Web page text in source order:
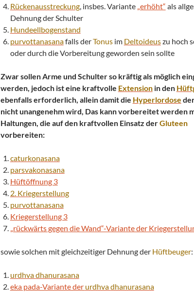
Rückenausstreckung, insbes. Variante „erhöht“ als
Dehnung der Schulter
Hundeellbogenstand
purvottanasanafalls derTonusim Deltoideuszu hoch
oder durch die Vorbereitung geworden sein sollte
Zwar sollen Arme und Schulter so kräftig als möglich
werden, jedoch ist eine kraftvolle Extensionin den
ebenfalls erforderlich, allein damit die Hyperlordose
nicht unangenehm wird, Das kann vorbereitet werden
Haltungen, die auf den kraftvollen Einsatz derGluteen
vorbereiten:
caturkonasana
parsvakonasana
Hüftöffnung 3
2. Kriegerstellung
purvottanasana
Kriegerstellung 3
„rückwärts gegen die Wand“-Variante der
sowie solchen mit gleichzeitiger Dehnung der Hüftbeuger:
urdhvadhanurasana
eka pada-Variante der urdhvadhanurasana